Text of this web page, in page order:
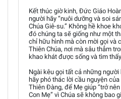
Kết thúc giờ kinh, Đức Giáo
người hãy “nuôi dưỡng và soi
Chúa Giê-su.” Không hề khoe
đó chúng ta sẽ giống như một
chỉ hữu hình mà còn mời gọi và
Thiên Chúa, nơi mà sâu thẳm
khao khát được sống và tìm thấy
Ngài kêu gọi tất cả những
hãy phó thác lời cầu nguyện
Thiên Đàng, để Mẹ giúp “trở
Con Mẹ” vì Chúa sẽ không bao